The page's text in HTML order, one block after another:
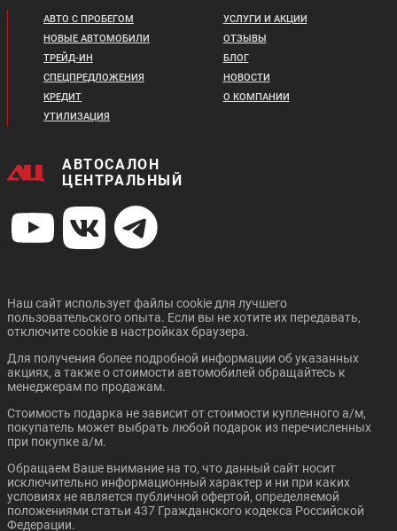
АВТО С ПРОБЕГОМ
НОВЫЕ АВТОМОБИЛИ
ТРЕЙД-ИН
СПЕЦПРЕДЛОЖЕНИЯ
КРЕДИТ
УТИЛИЗАЦИЯ
УСЛУГИ И АКЦИИ
ОТЗЫВЫ
БЛОГ
НОВОСТИ
О КОМПАНИИ
АВТОСАЛОН
ЦЕНТРАЛЬНЫЙ
Наш сайт использует файлы cookie для лучшего
пользовательского опыта. Если вы не хотите их передавать,
отключите cookie в настройках браузера.
Для получения более подробной информации об указанных
акциях, а также о стоимости автомобилей обращайтесь к
менеджерам по продажам.
Стоимость подарка не зависит от стоимости купленного а/м,
покупатель может выбрать любой подарок из перечисленных
при покупке а/м.
Обращаем Ваше внимание на то, что данный сайт носит
исключительно информационный характер и ни при каких
условиях не является публичной офертой, определяемой
положениями статьи 437 Гражданского кодекса Российской
Федерации.